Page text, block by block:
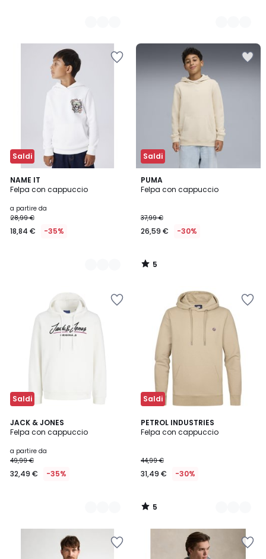
Saldi
NAME IT
Felpa con cappuccio
a partire da
28,99 €
18,84 € -35%
2
Colori
Saldi
PUMA
Felpa con cappuccio
37,99 €
26,59 € -30%
5
/
5
/
Saldi
JACK & JONES
Felpa con cappuccio
a partire da
49,99 €
32,49 € -35%
4
Colori
Saldi
PETROL INDUSTRIES
Felpa con cappuccio
44,99 €
31,49 € -30%
5
/
2
Colori
5
/